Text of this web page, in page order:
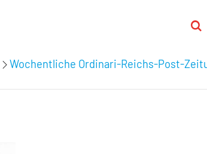
Wochentliche Ordinari-Reichs-Post-